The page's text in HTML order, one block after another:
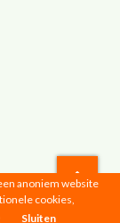
anoniem website
cookies,
Sluiten